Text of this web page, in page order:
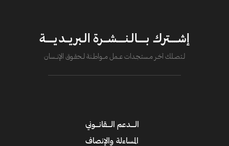
إشــــترك بــــالـنــــشــرة الـبريــديــــة
لــتصــلك آخــر مــستـجــدات عــــمل مــــواطــنة لـــحقــوق الإنــــسان
الــــدعم الــــقانــــوني
المساءلة والإنصاف